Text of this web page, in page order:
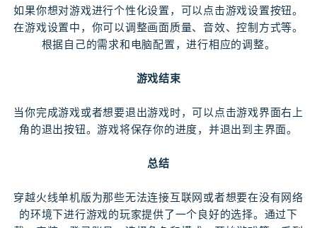
如果你想对游戏进行个性化设置，可以点击游戏设置按钮。
在游戏设置中，你可以调整画面质量、音效、控制方式等。
根据自己的需求和电脑配置，进行相应的调整。
游戏结束
当你完成游戏或者想要退出游戏时，可以点击游戏界面右上
角的退出按钮。游戏将保存你的进度，并退出到主界面。
总结
穿越火线单机版为那些无法连接互联网或者想要在没有网络
的环境下进行游戏的玩家提供了一个良好的选择。通过下